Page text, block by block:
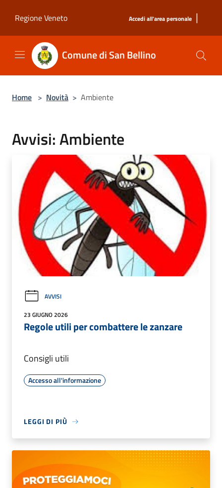
Regione Veneto
Accedi all'area personale |
Comune di San Bellino
Home > Novità > Ambiente
Avvisi: Ambiente
AVVISI
23 GIUGNO 2026
Regole utili per combattere le zanzare
Consigli utili
Accesso all'informazione
LEGGI DI PIÙ